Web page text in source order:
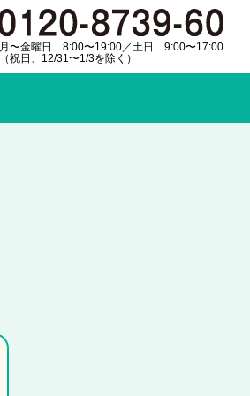
月〜金曜日 8:00〜19:00／土日 9:00〜17:00
（祝日、12/31〜1/3を除く）